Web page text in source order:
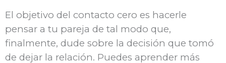
El objetivo del contacto cero es hacerle
pensar a tu pareja de tal modo que,
finalmente, dude sobre la decisión que tomó
de dejar la relación. Puedes aprender más